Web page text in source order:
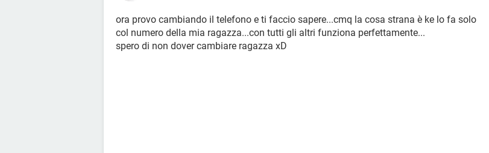
ora provo cambiando il telefono e ti faccio sapere...cmq la cosa strana è ke lo fa solo
col numero della mia ragazza...con tutti gli altri funziona perfettamente...
spero di non dover cambiare ragazza xD